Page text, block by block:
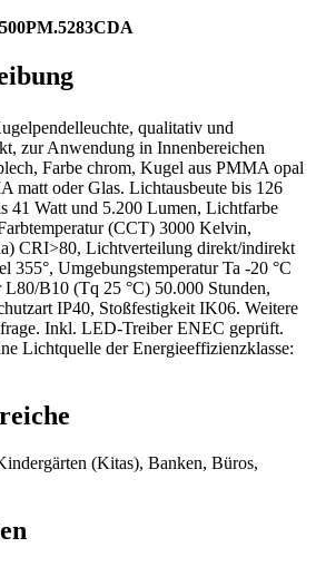
qualitativ und
zur Anwendung in Innenbereichen
Farbe chrom, Kugel aus PMMA opal
matt oder Glas. Lichtausbeute bis 126
41 Watt und 5.200 Lumen, Lichtfarbe
(CCT) 3000 Kelvin,
CRI>80, Lichtverteilung direkt/indirekt
355°, Umgebungstemperatur Ta -20 °C
L80/B10 (Tq 25 °C) 50.000 Stunden,
IP40, Stoßfestigkeit IK06. Weitere
Inkl. LED-Treiber ENEC geprüft.
Lichtquelle der Energieeffizienzklasse:
(Kitas), Banken, Büros,